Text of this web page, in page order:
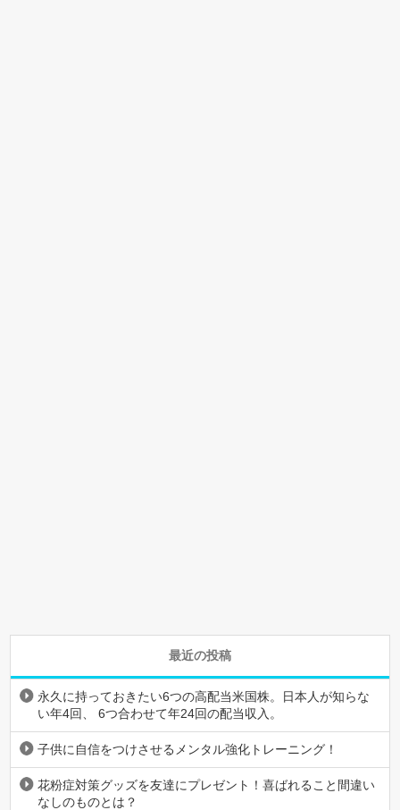
最近の投稿
永久に持っておきたい6つの高配当米国株。日本人が知らな
い年4回、 6つ合わせて年24回の配当収入。
子供に自信をつけさせるメンタル強化トレーニング！
花粉症対策グッズを友達にプレゼント！喜ばれること間違い
なしのものとは？